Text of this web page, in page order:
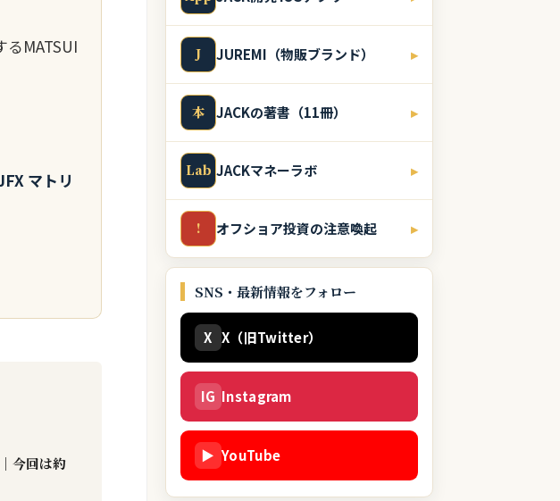
るMATSUI
マトリ
今回は約
J JUREMI（物販ブランド） ▸
本 JACKの著書（11冊） ▸
Lab JACKマネーラボ ▸
! オフショア投資の注意喚起 ▸
SNS・最新情報をフォロー
X X（旧Twitter）
IG Instagram
▶ YouTube